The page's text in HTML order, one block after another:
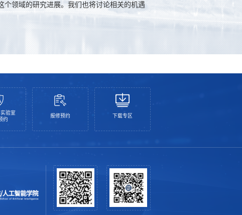
领域的研究进展。我们也将讨论相关的机遇
验室
约
报修预约 下载专区